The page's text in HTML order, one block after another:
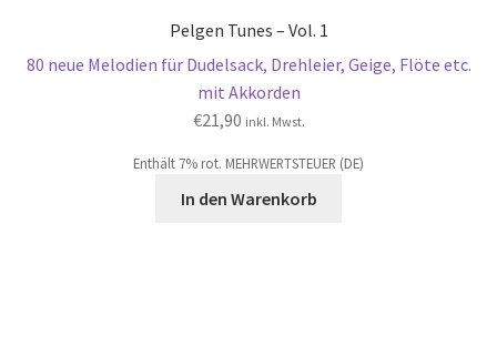
Pelgen Tunes – Vol. 1
80 neue Melodien für Dudelsack, Drehleier, Geige, Flöte etc.
mit Akkorden
€21,90 inkl. Mwst.
Enthält 7% rot. MEHRWERTSTEUER (DE)
In den Warenkorb